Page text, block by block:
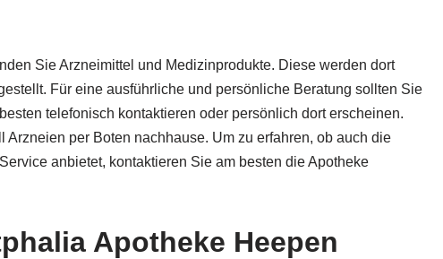
Sie Arzneimittel und Medizinprodukte. Diese werden dort
Für eine ausführliche und persönliche Beratung sollten Sie
telefonisch kontaktieren oder persönlich dort erscheinen.
Arzneien per Boten nachhause. Um zu erfahren, ob auch die
anbietet, kontaktieren Sie am besten die Apotheke
Apotheke Heepen